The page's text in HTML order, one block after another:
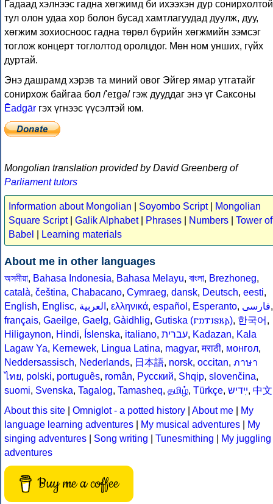
Гадаад хэлнээс гадна хөгжимд би ихээхэн дур сонирхолтой
тул олон удаа хор болон бусад хамтлагуудад дуулж, дуу,
хөгжим зохиосноос гадна төрөл бүрийн хөгжмийн зэмсэг
тоглож концерт тоглолтод оролцдог. Мөн ном унших, гүйх
дуртай.
Энэ дашрамд хэрэв та миний овог Эйгер ямар утгатайг
сонирхож байгаа бол /'eɪgə/ гэж дууддаг энэ үг Саксоны
Ēadgār гэх үгнээс үүсэлтэй юм.
Mongolian translation provided by David Greenberg of
Parliament tutors
Information about Mongolian Soyombo Script|
Mongolian
Square Script| Galik Alphabet| Phrases Numbers
Tower of
Babel
Learning materials
About me in other languages
অসমীয়া, Bahasa Indonesia, Bahasa Melayu, বাংলা, Brezhoneg,
català, čeština, Chabacano, Cymraeg, dansk, Deutsch, eesti,
English, Englisc, العربية , ελληνικά, español , Esperanto, فارسى,
français, Gaeilge, Gaelg, Gàidhlig, Gutiska (𐌲𐌿𐍄𐌹𐍃𐌺𐌰), 한국어 ,
Hiligaynon, Hindi, Íslenska, italiano, עברית, Kadazan, Kala
Lagaw Ya, Kernewek, Lingua Latina, magyar,मराठी, монгол,
Neddersassisch, Nederlands, 日本語, norsk, occitan, ภาษา
ไทย, polski, português, român, Русский, Shqip, slovenčina,
suomi, Svenska, Tagalog, Tamasheq, தமிழ், Türkçe, ײִדיש, 中文
About this site
Omniglot - a potted history About me
My
language learning adventures
My musical adventures
My
singing adventures
Song writing Tunesmithing
My juggling
adventures
Buy me a coffee